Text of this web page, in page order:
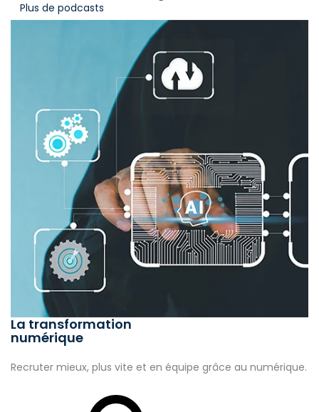
Plus de podcasts
La transformation
numérique
Recruter mieux, plus vite et en équipe grâce au numérique.